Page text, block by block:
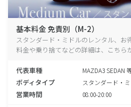
基本料金 免責別（M-2）
スタンダード・ミドルのレンタル、お
料金や乗り捨てなどの詳細は、こちら
代表車種
MAZDA3 SEDAN
ボディタイプ スタンダード・
営業時間 08:00-20:00